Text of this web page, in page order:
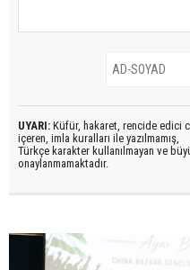
UYARI: Küfür, hakaret, rencide edici
içeren, imla kuralları ile yazılmamış,
Türkçe karakter kullanılmayan ve
onaylanmamaktadır.